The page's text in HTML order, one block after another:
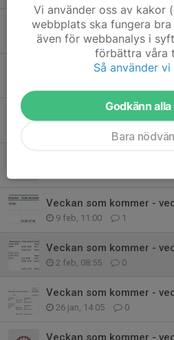
Veckan som kommer -
23 mar, 08:04 0
Veckan som kommer -
Veckan som kommer -
Veckan som kommer -
9 feb, 11:00 1
Veckan som kommer -
2 feb, 08:55 0
Veckan som kommer -
26 jan, 14:05 0
Veckan som kommer -
Vi använder oss av kakor
webbplats ska fungera
även för webbanalys i
förbättra våra
Så använder
Godkänn
Bara